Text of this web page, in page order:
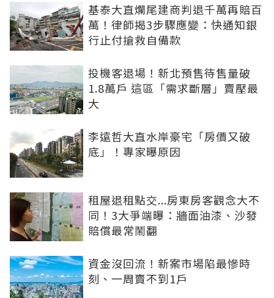
基泰大直爛尾建商判退千萬再賠百
萬！律師揭3步驟應變：快通知銀
行止付搶救自備款
投機客退場！新北預售待售量破
1.8萬戶 這區「需求斷層」賣壓最
大
李遠哲大直水岸豪宅「房價又破
底」！專家曝原因
租屋退租點交...房東房客觀念大不
同！3大爭端曝：牆面油漆、沙發
賠償最常鬧翻
資金沒回流！新案市場陷最慘時
刻、一周賣不到1戶